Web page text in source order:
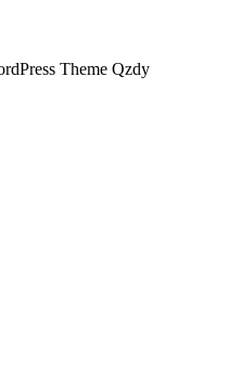
Theme Qzdy